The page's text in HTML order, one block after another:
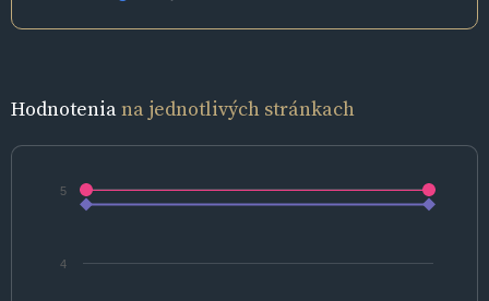
Hodnoteniana jednotlivých stránkach
4
5